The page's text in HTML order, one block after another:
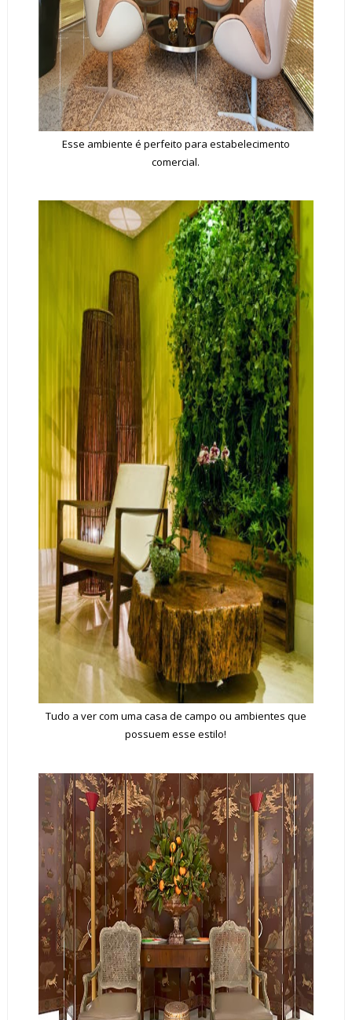
Esse ambiente é perfeito para estabelecimento
comercial.
Tudo a ver com uma casa de campo ou ambientes que
possuem esse estilo!